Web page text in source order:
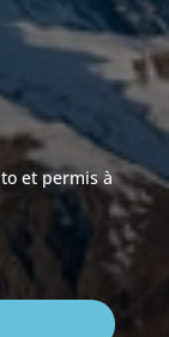
et permis à